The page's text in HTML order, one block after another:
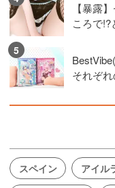
【暴露
ころで!?
それぞ
スペイン アイル